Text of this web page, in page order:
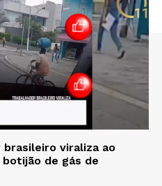
brasileiro viraliza ao
de gás de